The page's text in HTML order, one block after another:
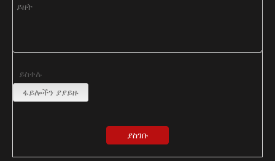
ይስቀሉ
ፋይሎችን ያያይዙ
ያስገቡ